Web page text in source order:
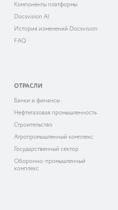
Компоненты платформы
Docsvision AI
История изменений Docsvision
FAQ
ОТРАСЛИ
Банки и финансы
Нефтегазовая промышленность
Строительство
Агропромышленный комплекс
Государственный сектор
Оборонно-промышленный
комплекс